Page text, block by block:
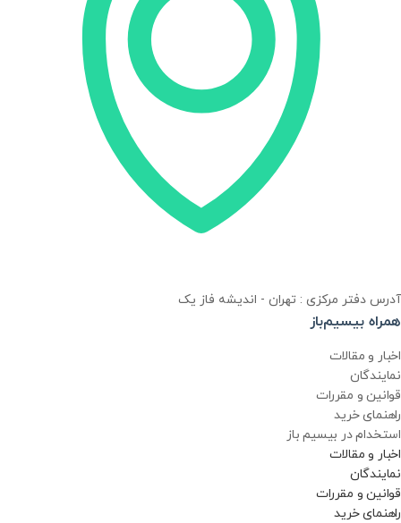
آدرس دفتر مرکزی : تهران - اندیشه فاز یک
همراه بیسیم‌باز
اخبار و مقالات
نمایندگان
قوانین و مقررات
راهنمای خرید
استخدام در بیسیم باز
اخبار و مقالات
نمایندگان
قوانین و مقررات
راهنمای خرید